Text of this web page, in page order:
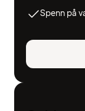
Spenn på